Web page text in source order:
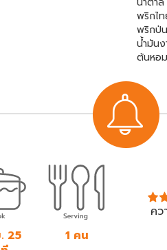
พริกไ
พริกป่น
น้ำมันง
ต้นหอ
25
1 คน
คว